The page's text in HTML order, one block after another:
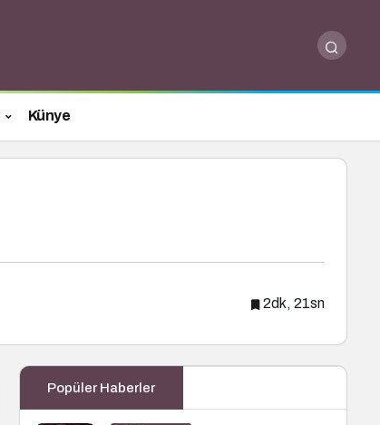
Künye
2dk, 21sn
Popüler Haberler